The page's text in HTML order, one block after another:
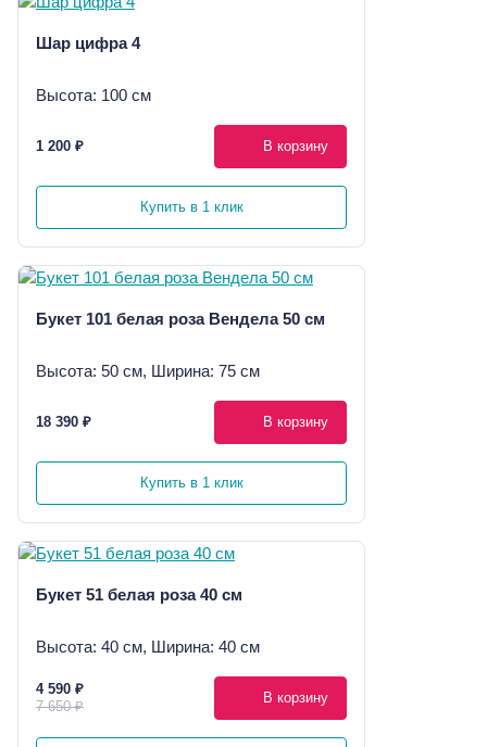
Шар цифра 4
Высота: 100 см
1 200 ₽ В корзину
Купить в 1 клик
Букет 101 белая роза Вендела 50 см
Высота: 50 см, Ширина: 75 см
18 390 ₽ В корзину
Купить в 1 клик
Букет 51 белая роза 40 см
Высота: 40 см, Ширина: 40 см
4 590 ₽
7 650 ₽
В корзину